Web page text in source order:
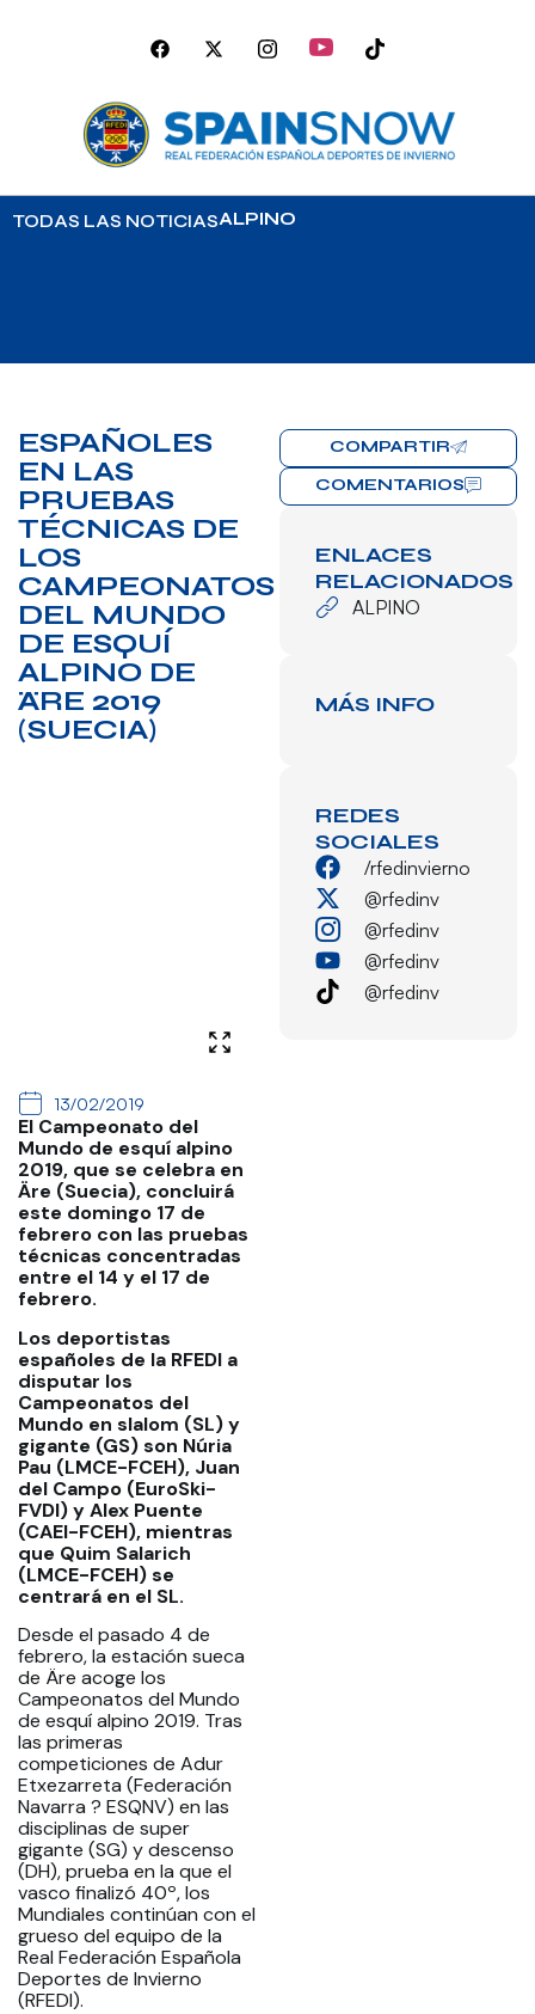
TODAS LAS NOTICIASALPINO
ESPAÑOLES
EN LAS
PRUEBAS
TÉCNICAS DE
LOS
CAMPEONATOS
DEL MUNDO
DE ESQUÍ
ALPINO DE
ÄRE 2019
(SUECIA)
13/02/2019
El Campeonato del
Mundo de esquí alpino
2019, que se celebra en
Äre (Suecia), concluirá
este domingo 17 de
febrero con las pruebas
técnicas concentradas
entre el 14 y el 17 de
febrero.
Los deportistas
españoles de la RFEDI a
disputar los
Campeonatos del
Mundo en slalom (SL) y
gigante (GS) son Núria
Pau (LMCE-FCEH), Juan
del Campo (EuroSki-
FVDI) y Alex Puente
(CAEI-FCEH), mientras
que Quim Salarich
(LMCE-FCEH) se
centrará en el SL.
Desde el pasado 4 de
febrero, la estación sueca
de Äre acoge los
Campeonatos del Mundo
de esquí alpino 2019. Tras
las primeras
competiciones de Adur
Etxezarreta (Federación
Navarra ? ESQNV) en las
disciplinas de super
gigante (SG) y descenso
(DH), prueba en la que el
vasco finalizó 40º, los
Mundiales continúan con el
grueso del equipo de la
Real Federación Española
Deportes de Invierno
(RFEDI).
COMPARTIR
COMENTARIOS
ENLACES
RELACIONADOS
ALPINO
MÁS INFO
REDES
SOCIALES
/rfedinvierno
@rfedinv
@rfedinv
@rfedinv
@rfedinv